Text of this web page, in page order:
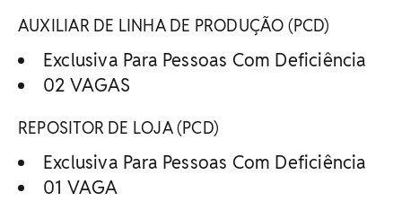
AUXILIAR DE LINHA DE PRODUÇÃO (PCD)
Exclusiva Para Pessoas Com Deficiência
02 VAGAS
REPOSITOR DE LOJA (PCD)
Exclusiva Para Pessoas Com Deficiência
01 VAGA